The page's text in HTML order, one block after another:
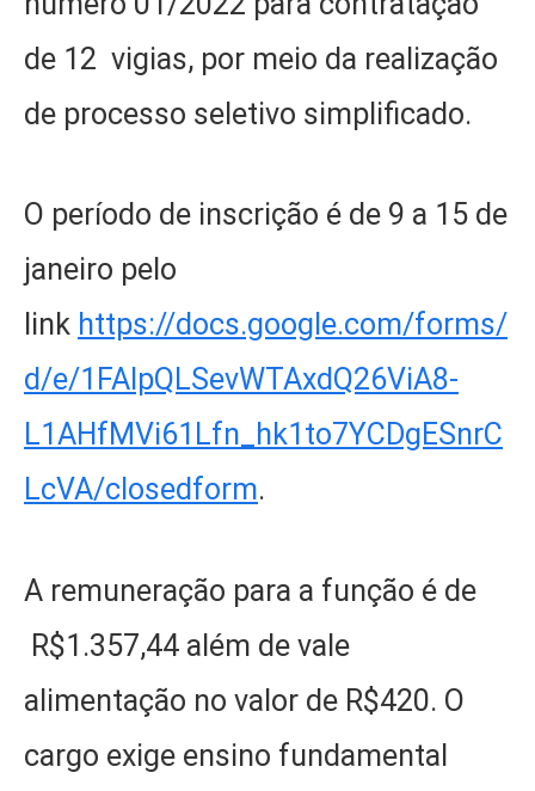
de 12 vigias, por meio da realização
de processo seletivo simplificado.
O período de inscrição é de 9 a 15 de
janeiro pelo
link https://docs.google.com/forms/
d/e/1FAIpQLSevWTAxdQ26ViA8-
L1AHfMVi61Lfn_hk1to7YCDgESnrC
LcVA/closedform.
A remuneração para a função é de
R$1.357,44 além de vale
alimentação no valor de R$420. O
cargo exige ensino fundamental